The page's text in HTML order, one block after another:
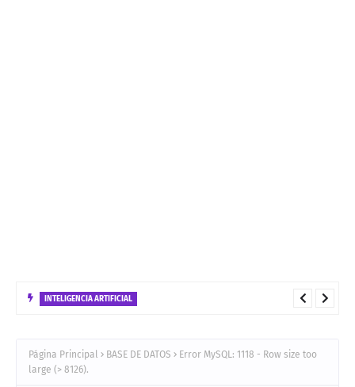
INTELIGENCIA ARTIFICIAL
Página Principal BASE DE DATOS
Error MySQL: 1118 - Row size too
large (> 8126).